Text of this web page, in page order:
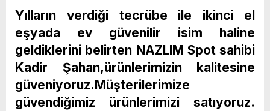
Yılların verdiği tecrübe ile ikinci el
eşyada ev güvenilir isim haline
geldiklerini belirten NAZLIM Spot sahibi
Kadir Şahan,ürünlerimizin kalitesine
güveniyoruz.Müşterilerimize
güvendiğimiz ürünlerimizi satıyoruz.